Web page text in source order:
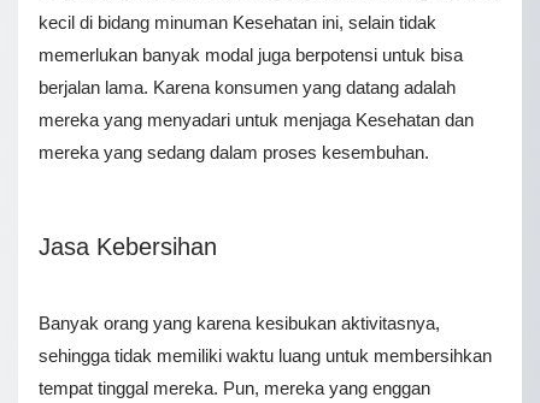
kecil di bidang minuman Kesehatan ini, selain tidak
memerlukan banyak modal juga berpotensi untuk bisa
berjalan lama. Karena konsumen yang datang adalah
mereka yang menyadari untuk menjaga Kesehatan dan
mereka yang sedang dalam proses kesembuhan.
Jasa Kebersihan
Banyak orang yang karena kesibukan aktivitasnya,
sehingga tidak memiliki waktu luang untuk membersihkan
tempat tinggal mereka. Pun, mereka yang enggan